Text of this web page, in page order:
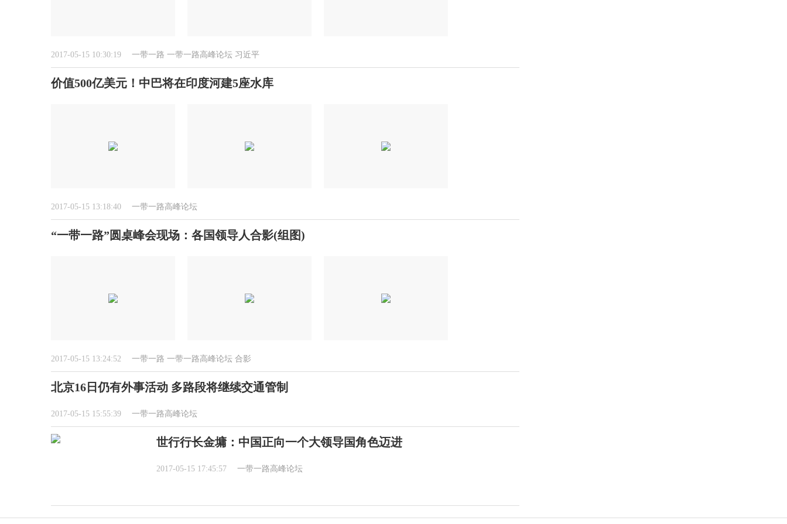
2017-05-15 10:30:19 一带一路 一带一路高峰论坛 习近平
价值500亿美元！中巴将在印度河建5座水库
2017-05-15 13:18:40 一带一路高峰论坛
“一带一路”圆桌峰会现场：各国领导人合影(组图)
2017-05-15 13:24:52 一带一路 一带一路高峰论坛 合影
北京16日仍有外事活动 多路段将继续交通管制
2017-05-15 15:55:39 一带一路高峰论坛
世行行长金墉：中国正向一个大领导国角色迈进
2017-05-15 17:45:57 一带一路高峰论坛
台风“白海豚”逼近 多地积极做好防御应对